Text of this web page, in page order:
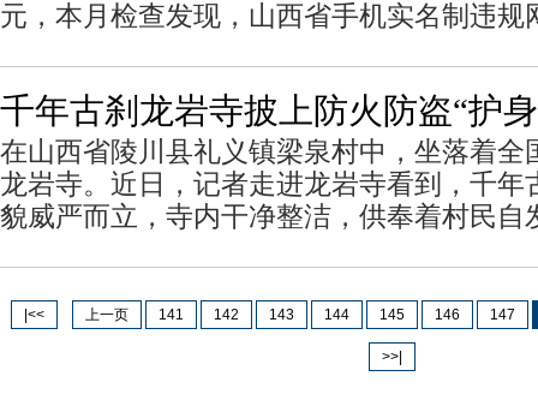
元，本月检查发现，山西省手机实名制违规
千年古刹龙岩寺披上防火防盗“护
在山西省陵川县礼义镇梁泉村中，坐落着全
龙岩寺。近日，记者走进龙岩寺看到，千年
貌威严而立，寺内干净整洁，供奉着村民自
|<< 上一页 141 142 143 144 145 146 147
>>|